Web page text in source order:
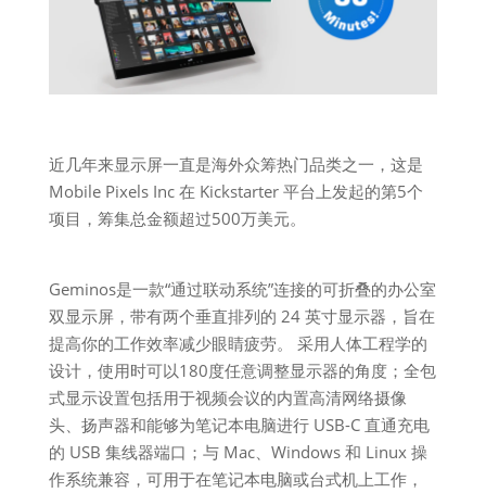
近几年来显示屏一直是海外众筹热门品类之一，这是
Mobile Pixels Inc 在 Kickstarter 平台上发起的第5个
项目，筹集总金额超过500万美元。
Geminos是一款“通过联动系统”连接的可折叠的办公室
双显示屏，带有两个垂直排列的 24 英寸显示器，旨在
提高你的工作效率减少眼睛疲劳。 采用人体工程学的
设计，使用时可以180度任意调整显示器的角度；全包
式显示设置包括用于视频会议的内置高清网络摄像
头、扬声器和能够为笔记本电脑进行 USB-C 直通充电
的 USB 集线器端口；与 Mac、Windows 和 Linux 操
作系统兼容，可用于在笔记本电脑或台式机上工作，